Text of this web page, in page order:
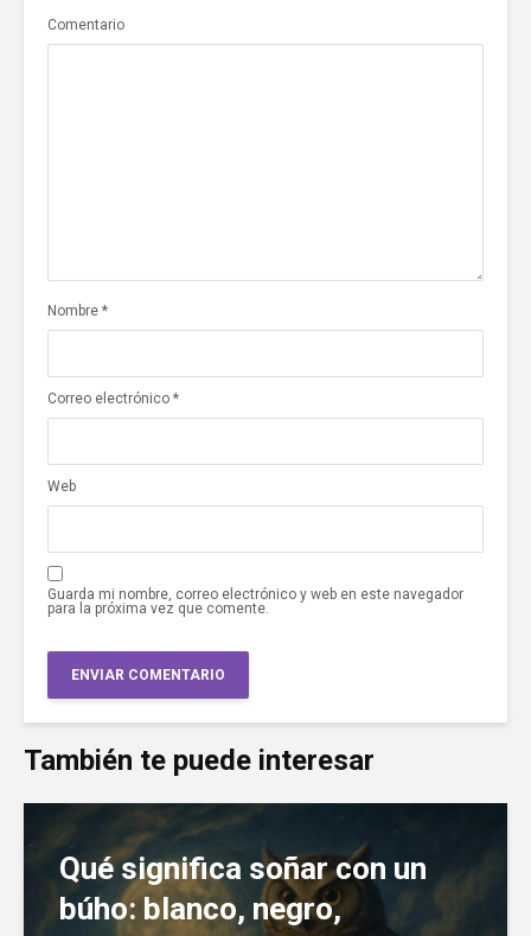
Comentario
Nombre *
Correo electrónico *
Web
Guarda mi nombre, correo electrónico y web en este navegador
para la próxima vez que comente.
También te puede interesar
Qué significa soñar con un
búho: blanco, negro,